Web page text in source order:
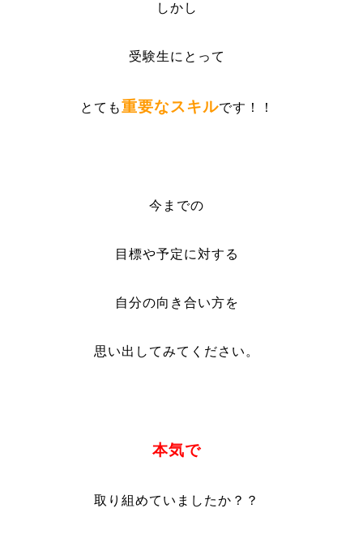
しかし
受験生にとって
とても重要なスキルです！！
今までの
目標や予定に対する
自分の向き合い方を
思い出してみてください。
本気で
取り組めていましたか？？